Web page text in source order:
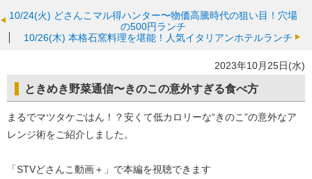
10/24(火) どさんこマル得ハンター〜物価高騰時代の狙い目！穴場
の500円ランチ
10/26(木) 本格石窯料理を堪能！人気イタリアンホテルランチ
2023年10月25日(水)
ときめき野菜通信〜きのこの意外すぎる食べ方
まるでマツタケごはん！？安くて低カロリーな“きのこ”の意外なア
レンジ術をご紹介しました。
「STVどさんこ動画＋」で本編を視聴できます